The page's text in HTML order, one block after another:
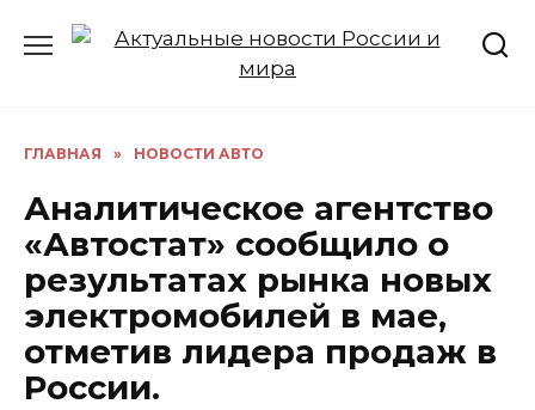
ГЛАВНАЯ » НОВОСТИ АВТО
Аналитическое агентство
«Автостат» сообщило о
результатах рынка новых
электромобилей в мае,
отметив лидера продаж в
России.